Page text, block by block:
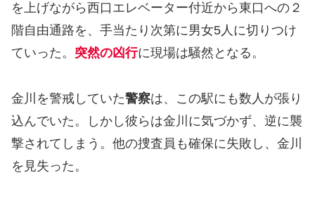
を上げながら西口エレベーター付近から東口への２
階自由通路を、手当たり次第に男女5人に切りつけ
ていった。 突然の凶行に現場は騒然となる。
金川を警戒していた警察は、この駅にも数人が張り
込んでいた。しかし彼らは金川に気づかず、逆に襲
撃されてしまう。他の捜査員も確保に失敗し、金川
を見失った。